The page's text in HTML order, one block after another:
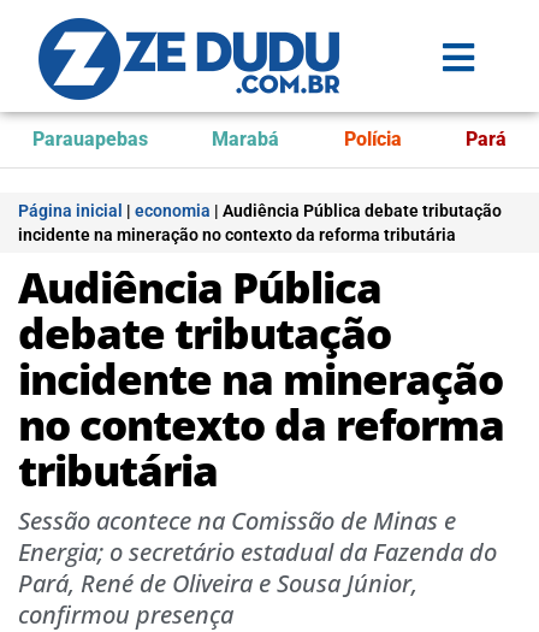
Parauapebas Marabá Polícia Pará
Página inicial | economia | Audiência Pública debate tributação
incidente na mineração no contexto da reforma tributária
Audiência Pública
debate tributação
incidente na mineração
no contexto da reforma
tributária
Sessão acontece na Comissão de Minas e
Energia; o secretário estadual da Fazenda do
Pará, René de Oliveira e Sousa Júnior,
confirmou presença